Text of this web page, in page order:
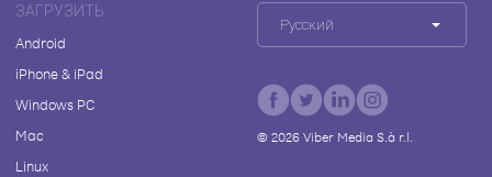
ЗАГРУЗИТЬ
Android
iPhone & iPad
Windows PC
Mac
Linux
Русский
© 2026Viber Media S.à r.l.